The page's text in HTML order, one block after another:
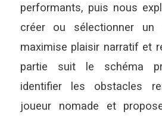
performants, puis nous
créer ou sélectionner un
maximise plaisir narratif et
partie suit le schéma
identifier les obstacles
joueur nomade et